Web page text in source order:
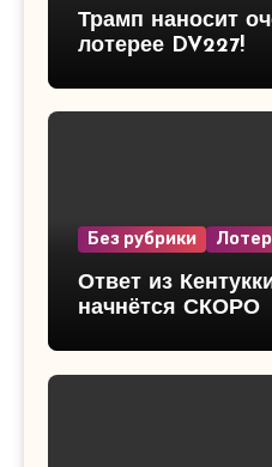
Трамп наносит
лотерее DV227!
Без рубрики
Ответ из
начнётся СКОРО